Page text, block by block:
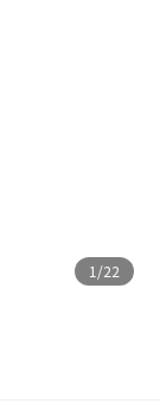
1/22